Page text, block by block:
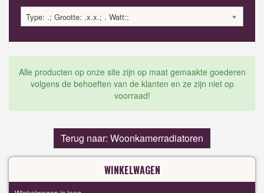
Type: .; Grootte: .x.x.; . Watt:;
Alle producten op onze site zijn op maat gemaakte goederen
volgens de behoeften van de klanten en ze zijn niet op
voorraad!
Terug naar: Woonkamerradiatoren
WINKELWAGEN